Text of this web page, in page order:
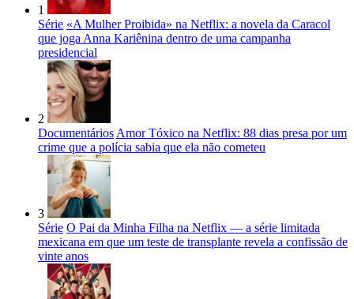
1
Série «A Mulher Proibida» na Netflix: a novela da Caracol
que joga Anna Kariênina dentro de uma campanha
presidencial
2
Documentários Amor Tóxico na Netflix: 88 dias presa por um
crime que a polícia sabia que ela não cometeu
3
Série O Pai da Minha Filha na Netflix — a série limitada
mexicana em que um teste de transplante revela a confissão de
vinte anos